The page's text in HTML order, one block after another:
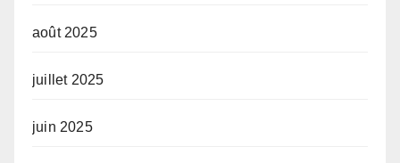
août 2025
juillet 2025
juin 2025